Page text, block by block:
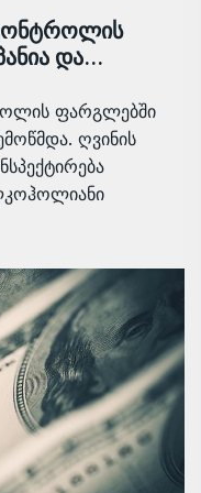
კონტროლის
და…
ფარგლებში
ღვინის